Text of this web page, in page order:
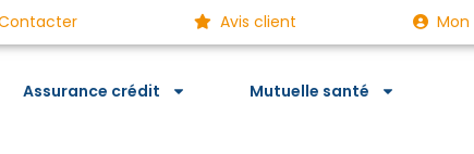
Avis client
Assurance crédit Mutuelle santé